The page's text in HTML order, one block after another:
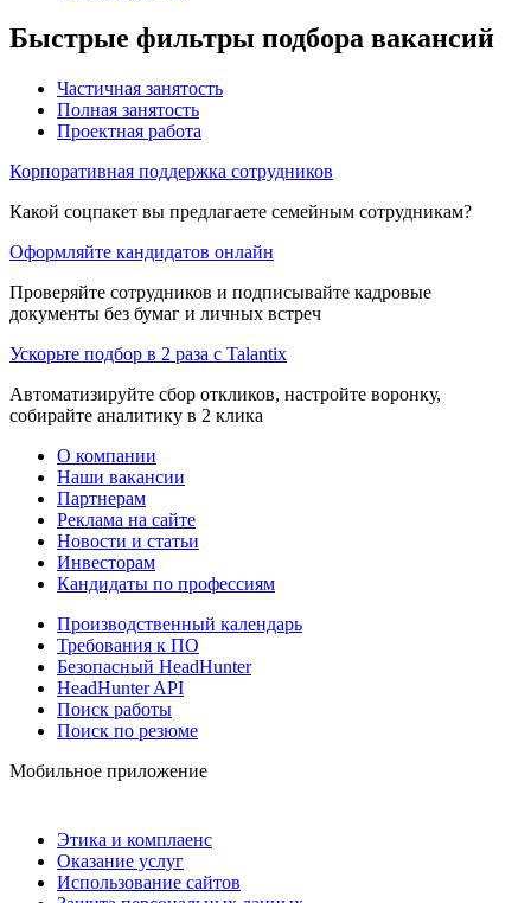
Быстрые фильтры подбора вакансий
Частичная занятость
Полная занятость
Проектная работа
Корпоративная поддержка сотрудников
Какой соцпакет вы предлагаете семейным сотрудникам?
Оформляйте кандидатов онлайн
Проверяйте сотрудников и подписывайте кадровые
документы без бумаг и личных встреч
Ускорьте подбор в 2 раза с Talantix
Автоматизируйте сбор откликов, настройте воронку,
собирайте аналитику в 2 клика
О компании
Наши вакансии
Партнерам
Реклама на сайте
Новости и статьи
Инвесторам
Кандидаты по профессиям
Производственный календарь
Требования к ПО
Безопасный HeadHunter
HeadHunter API
Поиск работы
Поиск по резюме
Мобильное приложение
Этика и комплаенс
Оказание услуг
Использование сайтов